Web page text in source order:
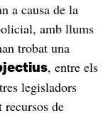
a causa de la
amb llums
trobat una
, entre els
legisladors
recursos de